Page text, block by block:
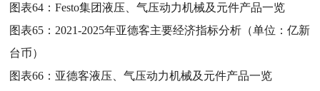
图表64：Festo集团液压、气压动力机械及元件产品一览
图表65： 2021-2025年亚德客主要经济指标分析（单位：亿新
台币）
图表66： 亚德客液压、气压动力机械及元件产品一览